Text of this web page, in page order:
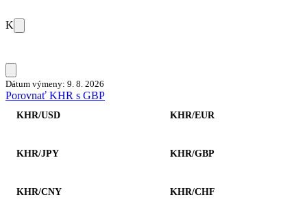
K
Dátum výmeny: 9. 8. 2026
Porovnať KHR s GBP
KHR/USD KHR/EUR
KHR/JPY KHR/GBP
KHR/CNY KHR/CHF